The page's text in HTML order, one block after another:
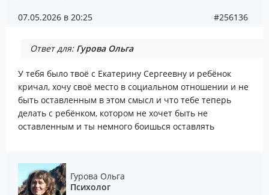
07.05.2026 в 20:25 #256136
Ответ для: Гурова Ольга
У тебя было твоё с Екатерину Сергеевну и ребёнок
кричал, хочу своё место в социальном отношении и не
быть оставленным в этом смысл и что тебе теперь
делать с ребёнком, котором не хочет быть не
оставленным и ты немного боишься оставлять
Гурова Ольга
Психолог